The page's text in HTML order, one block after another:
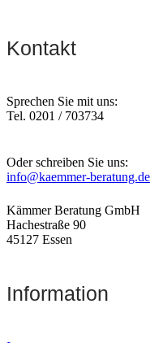
Kontakt
Sprechen Sie mit uns:
Tel. 0201 / 703734
Oder schreiben Sie uns:
info@kaemmer-beratung.de
Kämmer Beratung GmbH
Hachestraße 90
45127 Essen
Information